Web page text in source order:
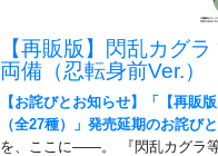
【再販版】閃乱カグ
両備（忍転身前Ver.）
【お詫びとお知らせ】「【再販
（全27種）」発売延期のお詫び
を、ここに――。 『閃乱カグラ